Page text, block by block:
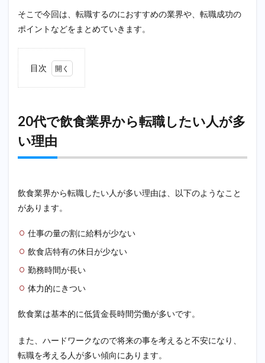
そこで今回は、転職するのにおすすめの業界や、転職成功の
ポイントなどをまとめていきます。
目次
飲食
業界
から
転職
した
い理
給料
い
1.2
休日
が少
が長
20代で飲食業界から転職したい人が多
い理由
飲食業界から転職したい人が多い理由は、以下のようなこと
があります。
仕事の量の割に給料が少ない
飲食店特有の休日が少ない
勤務時間が長い
体力的にきつい
飲食業は基本的に低賃金長時間労働が多いです。
また、ハードワークなので将来の事を考えると不安になり、
転職を考える人が多い傾向にあります。